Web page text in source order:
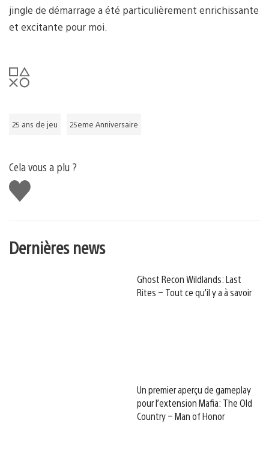
jingle de démarrage a été particulièrement enrichissante
et excitante pour moi.
25 ans de jeu 25eme Anniversaire
Cela vous a plu ?
J'aime
Dernières news
Ghost Recon Wildlands: Last
Rites – Tout ce qu’il y a à savoir
Un premier aperçu de gameplay
pour l’extension Mafia: The Old
Country – Man of Honor